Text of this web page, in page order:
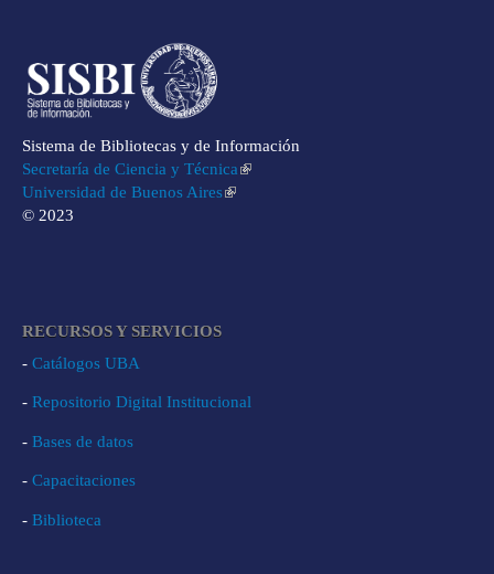
Sistema de Bibliotecas y de Información
Secretaría de Ciencia y Técnica
Universidad de Buenos Aires
© 2023
RECURSOS Y SERVICIOS
- Catálogos UBA
- Repositorio Digital Institucional
- Bases de datos
- Capacitaciones
- Biblioteca